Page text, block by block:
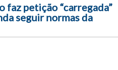
faz petição “carregada”
seguir normas da